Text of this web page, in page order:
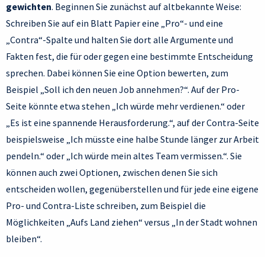
gewichten. Beginnen Sie zunächst auf altbekannte Weise:
Schreiben Sie auf ein Blatt Papier eine „Pro“- und eine
„Contra“-Spalte und halten Sie dort alle Argumente und
Fakten fest, die für oder gegen eine bestimmte Entscheidung
sprechen. Dabei können Sie eine Option bewerten, zum
Beispiel „Soll ich den neuen Job annehmen?“. Auf der Pro-
Seite könnte etwa stehen „Ich würde mehr verdienen.“ oder
„Es ist eine spannende Herausforderung.“, auf der Contra-Seite
beispielsweise „Ich müsste eine halbe Stunde länger zur Arbeit
pendeln.“ oder „Ich würde mein altes Team vermissen.“. Sie
können auch zwei Optionen, zwischen denen Sie sich
entscheiden wollen, gegenüberstellen und für jede eine eigene
Pro- und Contra-Liste schreiben, zum Beispiel die
Möglichkeiten „Aufs Land ziehen“ versus „In der Stadt wohnen
bleiben“.